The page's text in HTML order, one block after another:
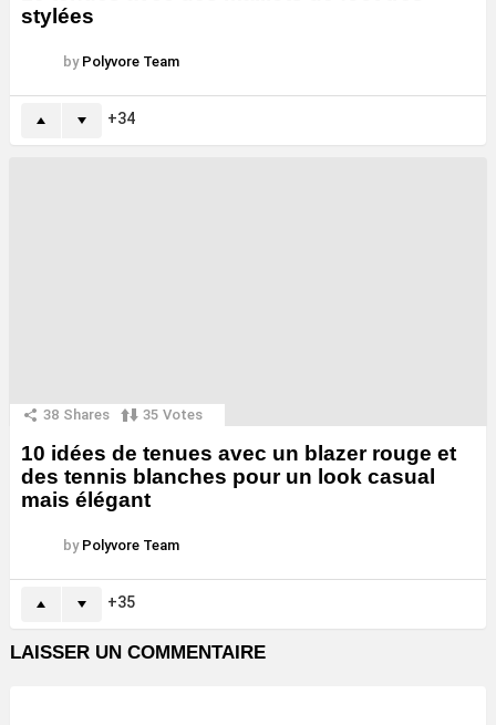
stylées
by Polyvore Team
34
38 Shares 35 Votes
10 idées de tenues avec un blazer rouge et
des tennis blanches pour un look casual
mais élégant
by Polyvore Team
35
LAISSER UN COMMENTAIRE